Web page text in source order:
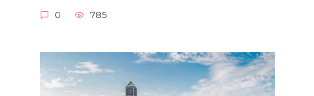
0 785